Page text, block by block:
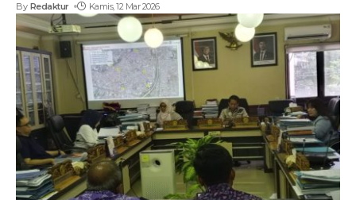
By Redaktur Kamis, 12 Mar 2026